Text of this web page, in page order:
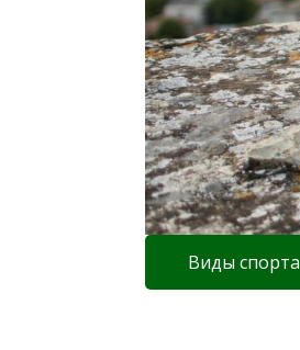
Виды спорта